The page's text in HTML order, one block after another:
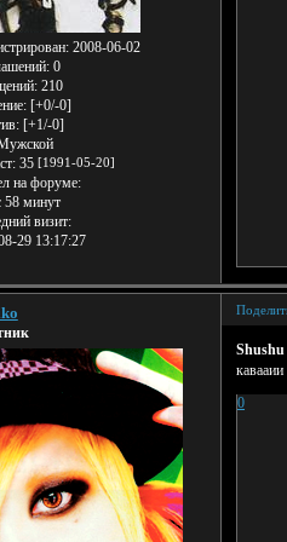
: 2008-06-02
0
210
[+0/-0]
[+1/-0]
35 [1991-05-20]
на форуме:
58 минут
визит:
29 13:17:27
Shushu
0